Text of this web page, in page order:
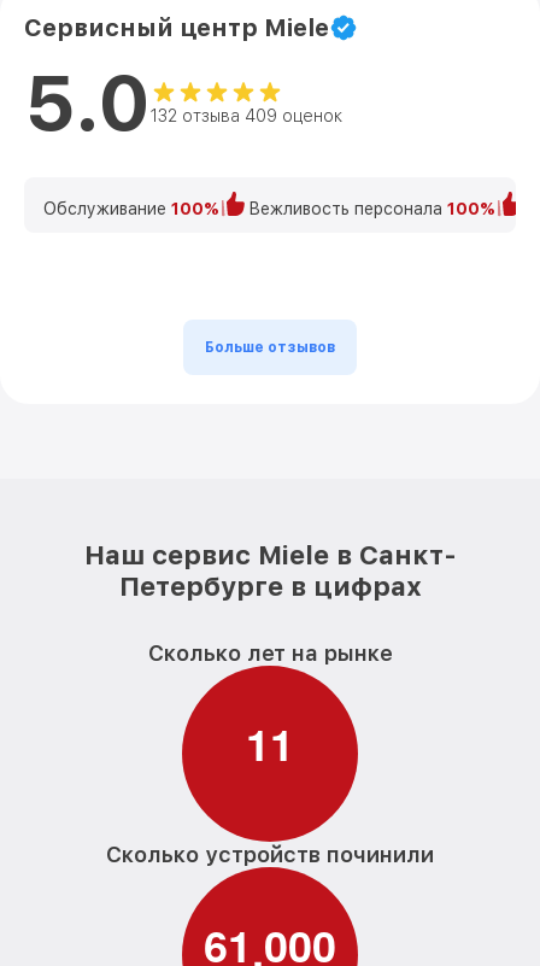
Сервисный центр Miele
5.0 132 отзыва 409 оценок
Обслуживание 100% Вежливость персонала 100%
Больше отзывов
Наш сервис Miele в Санкт-
Петербурге в цифрах
Сколько лет на рынке
11
Сколько устройств починили
61,000